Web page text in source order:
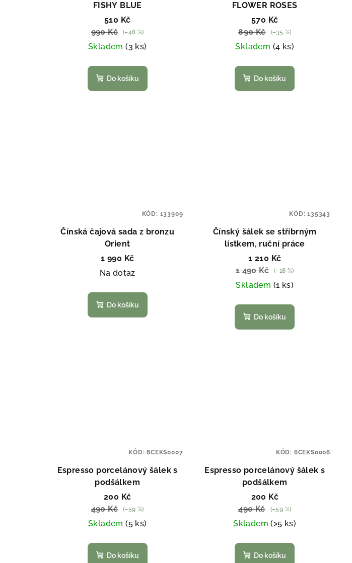
FISHY BLUE
510 Kč
990 Kč
(–48 %)
Skladem(3 ks)
Do košíku
FLOWER ROSES
570 Kč
890 Kč
(–35 %)
Skladem (4 ks)
Do košíku
Čínská čajová sada z bronzu
Orient
1 990 Kč
Na dotaz
Do košíku
KÓD: 133909
Čínský šálek se stříbrným
lístkem, ruční práce
1 210 Kč
1 490 Kč
(–18 %)
Skladem (1 ks)
Do košíku
KÓD:135343
Espresso porcelánový šálek s
podšálkem
200 Kč
490 Kč
(–59 %)
Skladem(5 ks)
Do košíku
KÓD:6CEKS0007
Espresso porcelánový šálek s
podšálkem
200 Kč
490 Kč
(–59 %)
Skladem(>5 ks)
Do košíku
KÓD: 6CEKS0006